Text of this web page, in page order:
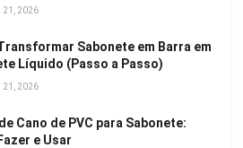
21, 2026
Sabonete em Barra em
Líquido (Passo a Passo)
21, 2026
Cano de PVC para Sabonete:
e Usar